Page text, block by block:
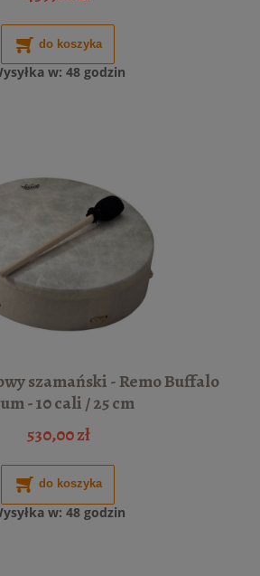
do koszyka
w: 48 godzin
szamański - Remo Buffalo
- 10 cali / 25 cm
530,00 zł
do koszyka
w: 48 godzin